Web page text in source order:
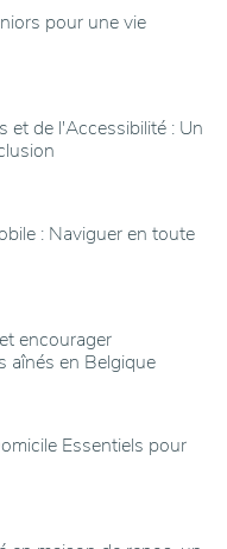
pour une vie
et de l'Accessibilité : Un
: Naviguer en toute
encourager
aînés en Belgique
Essentiels pour